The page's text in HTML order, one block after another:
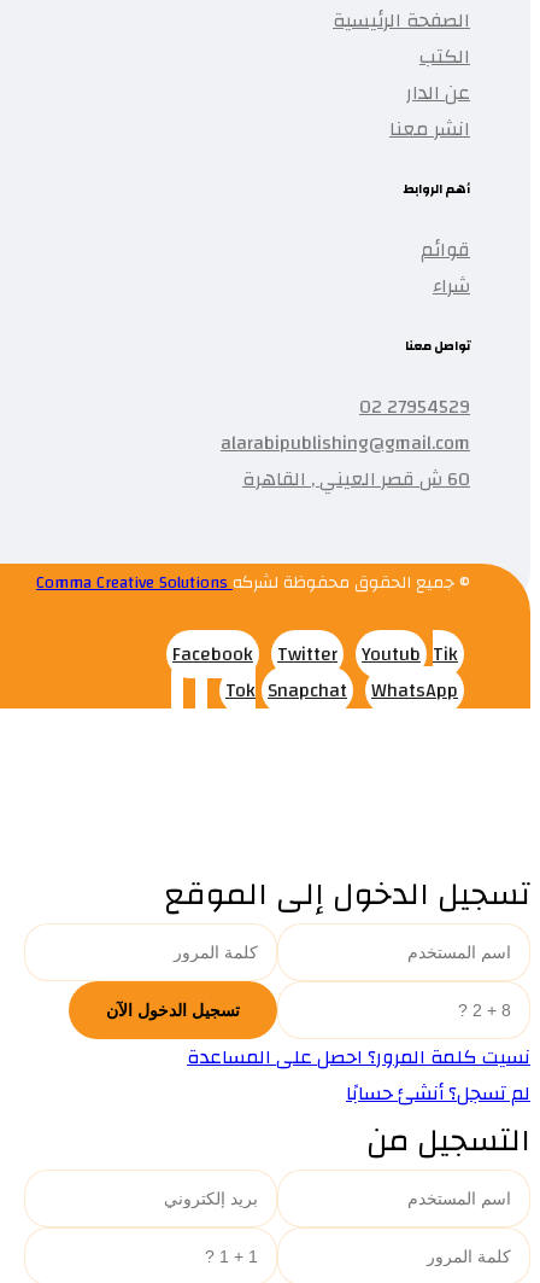
الصفحة الرئيسية
الكتب
عن الدار
انشر معنا
أهم الروابط
قوائم
شراء
تواصل معنا
27954529 02
alarabipublishing@gmail.com
60 ش قصر العيني , القاهرة
© جميع الحقوق محفوظة لشركهComma Creative Solutions
Facebook Twitter Youtub Tik
Tok Snapchat WhatsApp
تسجيل الدخول إلى الموقع
نسيت كلمة المرور؟ احصل على المساعدة
لم تسجل؟ أنشئ حسابًا
التسجيل من